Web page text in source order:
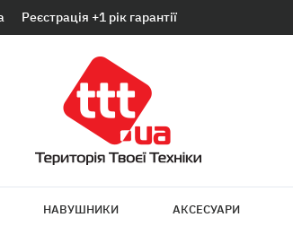
Реєстрація +1 рік гарантії
НАВУШНИКИ АКСЕСУАРИ